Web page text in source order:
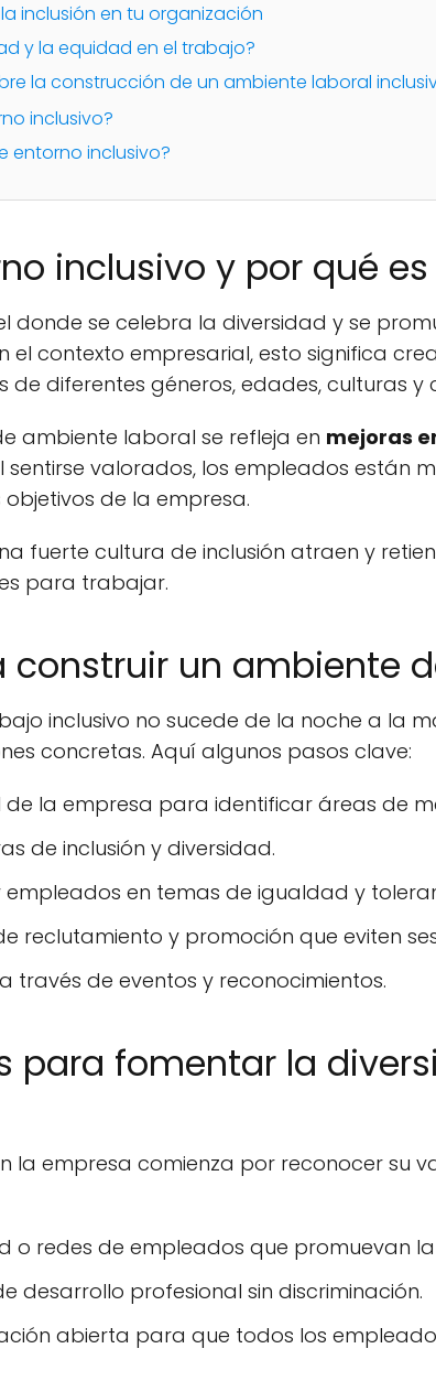
inclusión en tu organización
y la equidad en el trabajo?
la construcción de un ambiente laboral
inclusivo?
entorno inclusivo?
inclusivo y por qué
donde se celebra la diversidad y se
el contexto empresarial, esto significa
diferentes géneros, edades, culturas y
ambiente laboral se refleja en mejoras
sentirse valorados, los empleados están
de la empresa.
fuerte cultura de inclusión atraen y
para trabajar.
construir un ambiente
inclusivo no sucede de la noche a la
concretas. Aquí algunos pasos clave:
la empresa para identificar áreas de
de inclusión y diversidad.
en temas de igualdad y
reclutamiento y promoción que eviten
través de eventos y reconocimientos.
para fomentar la
la empresa comienza por reconocer su
o redes de empleados que promuevan
desarrollo profesional sin discriminación.
abierta para que todos los